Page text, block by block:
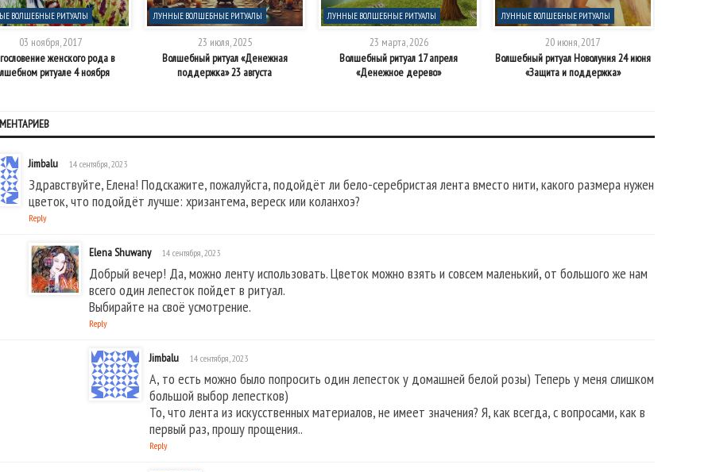
ВОЛШЕБНЫЕ РИТУАЛЫ
03 ноября, 2017
женского рода в
ритуале 4 ноября
ЛУННЫЕ ВОЛШЕБНЫЕ РИТУАЛЫ
23 июля, 2025
Волшебный ритуал «Денежная
поддержка» 23 августа
ЛУННЫЕ ВОЛШЕБНЫЕ РИТУАЛЫ
23 марта, 2026
Волшебный ритуал 17 апреля
«Денежное дерево»
ЛУННЫЕ ВОЛШЕБНЫЕ РИТУАЛЫ
20 июня, 2017
Волшебный ритуал Новолуния 24 июня
«Защита и поддержка»
Jimbalu 14 сентября, 2023
Здравствуйте, Елена! Подскажите, пожалуйста, подойдёт ли бело-серебристая лента вместо нити, какого размера нужен
цветок, что подойдёт лучше: хризантема, вереск или коланхоэ?
Reply
Elena Shuwany 14 сентября, 2023
Добрый вечер! Да, можно ленту использовать. Цветок можно взять и совсем маленький, от большого же нам
всего один лепесток пойдет в ритуал.
Выбирайте на своё усмотрение.
Reply
Jimbalu 14 сентября, 2023
А, то есть можно было попросить один лепесток у домашней белой розы) Теперь у меня слишком
большой выбор лепестков)
То, что лента из искусственных материалов, не имеет значения? Я, как всегда, с вопросами, как в
первый раз, прошу прощения..
Reply